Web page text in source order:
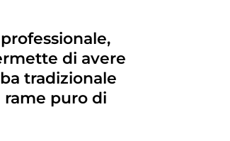
di avere
tradizionale
puro di